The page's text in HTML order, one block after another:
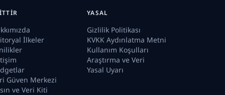
İlkeler
Güven Merkezi
ve Veri Kiti
YASAL
Gizlilik Politikası
KVKK Aydınlatma Metni
Kullanım Koşulları
Araştırma ve Veri
Yasal Uyarı